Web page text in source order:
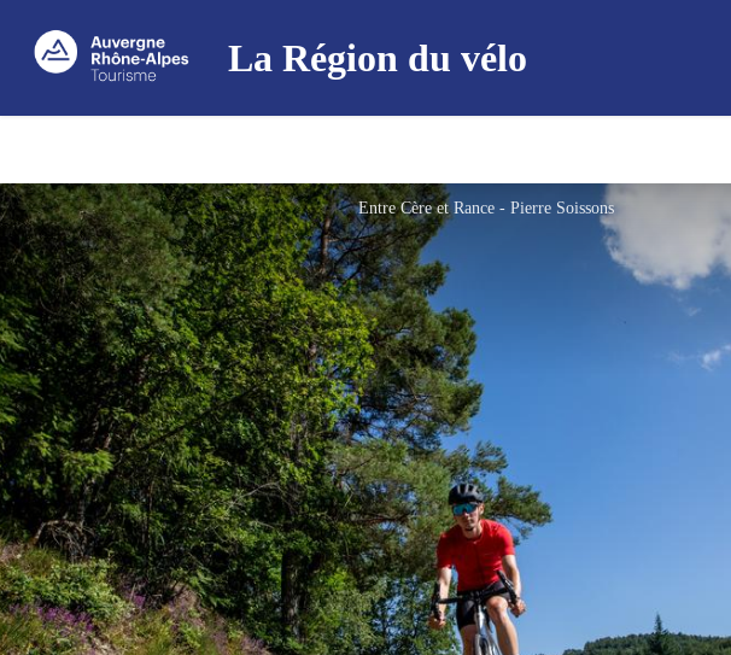
La Région du vélo
Entre Cère et Rance - Pierre Soissons